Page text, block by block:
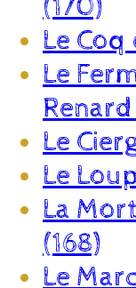
(170)
Le
Le
Le
Le
La
(168)
Le